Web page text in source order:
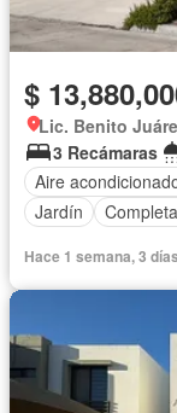
$
Lic. Benito
3 Recámaras
Aire
Jardín
Hace 1 semana, 3